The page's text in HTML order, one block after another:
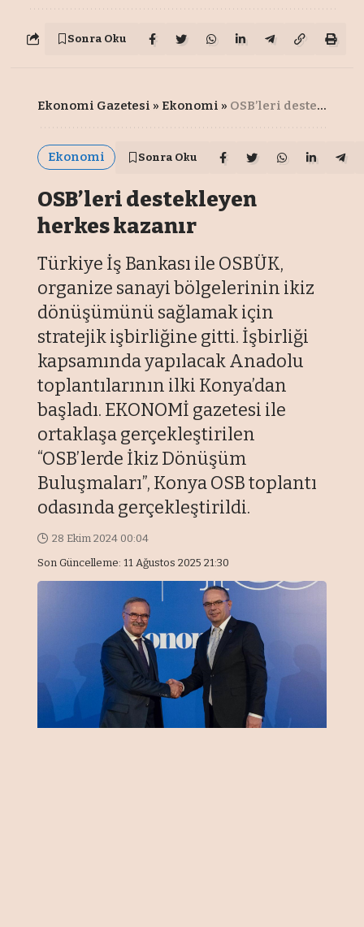
Sonra Oku
Ekonomi Gazetesi » Ekonomi » OSB’leri destekleyen herkes kazanır
Ekonomi Sonra Oku
OSB’leri destekleyen
herkes kazanır
Türkiye İş Bankası ile OSBÜK,
organize sanayi bölgelerinin ikiz
dönüşümünü sağlamak için
stratejik işbirliğine gitti. İşbirliği
kapsamında yapılacak Anadolu
toplantılarının ilki Konya’dan
başladı. EKONOMİ gazetesi ile
ortaklaşa gerçekleştirilen
“OSB’lerde İkiz Dönüşüm
Buluşmaları”, Konya OSB toplantı
odasında gerçekleştirildi.
Son Güncelleme: 11 Ağustos 2025 21:30
28 Ekim 2024 00:04